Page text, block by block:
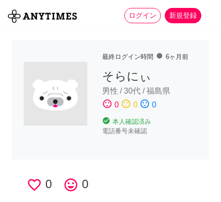
ログイン 新規登録
全て 家事 more_horiz
最終ログイン時間 fiber_manual_record 6ヶ月前
そらにぃ
男性 /30代 /福島県
sentiment_satisfied 0 sentiment_neutral 0 sentiment_dissatisfied 0
check_circle 本人確認済み
電話番号未確認
favorite_border 0 tag_faces 0